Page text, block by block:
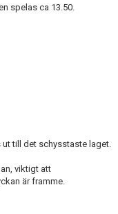
spelas ca 13.50.
till det schysstaste laget.
viktigt att
är framme.